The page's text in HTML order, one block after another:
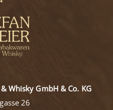
Whisky GmbH & Co. KG
26